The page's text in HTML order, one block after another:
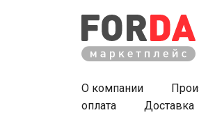
О компании
оплата
Доставка